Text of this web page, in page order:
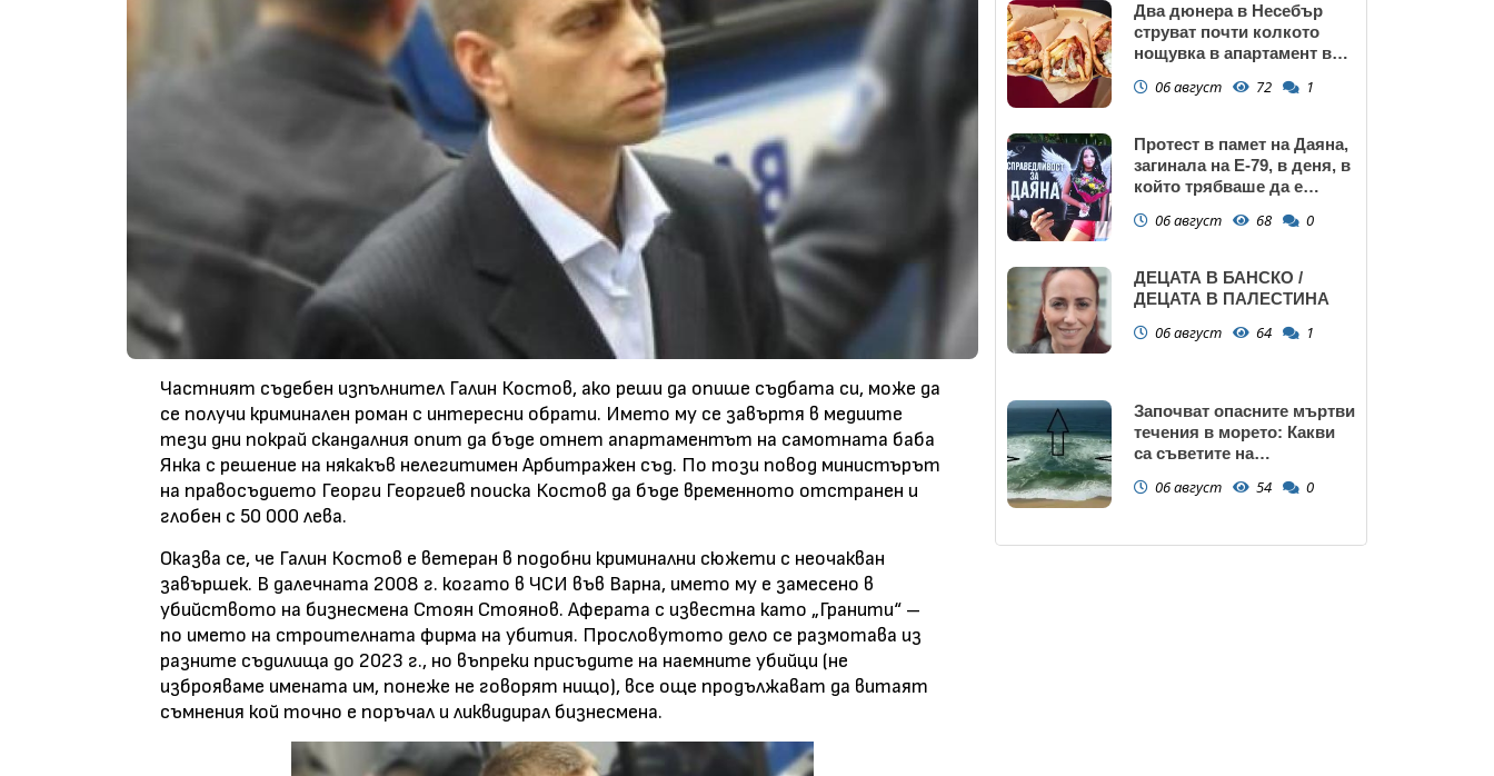
Частният съдебен изпълнител Галин Костов, ако реши да опише съдбата си, може да
се получи криминален роман с интересни обрати. Името му се завъртя в медиите
тези дни покрай скандалния опит да бъде отнет апартаментът на самотната баба
Янка с решение на някакъв нелегитимен Арбитражен съд. По този повод министърът
на правосъдието Георги Георгиев поиска Костов да бъде временното отстранен и
глобен с 50 000 лева.
Оказва се, че Галин Костов е ветеран в подобни криминални сюжети с неочакван
завършек. В далечната 2008 г. когато в ЧСИ във Варна, името му е замесено в
убийството на бизнесмена Стоян Стоянов. Аферата с известна като „Гранити“ –
по името на строителната фирма на убития. Прословутото дело се размотава из
разните съдилища до 2023 г., но въпреки присъдите на наемните убийци (не
изброяваме имената им, понеже не говорят нищо), все още продължават да витаят
съмнения кой точно е поръчал и ликвидирал бизнесмена.
Два дюнера в Несебър
струват почти колкото
нощувка в апартамент в
06 август 72 1
Протест в памет на Даяна,
загинала на Е-79, в деня, в
който трябваше да е
06 август 68 0
ДЕЦАТА В БАНСКО /
ДЕЦАТА В ПАЛЕСТИНА
06 август 64 1
Започват опасните мъртви
течения в морето: Какви
са съветите на
06 август 54 0